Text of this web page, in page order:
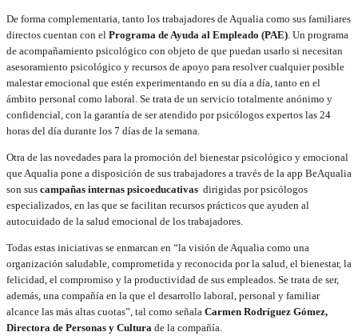
De forma complementaria, tanto los trabajadores de Aqualia como sus familiares
directos cuentan con el Programa de Ayuda al Empleado (PAE). Un programa
de acompañamiento psicológico con objeto de que puedan usarlo si necesitan
asesoramiento psicológico y recursos de apoyo para resolver cualquier posible
malestar emocional que estén experimentando en su día a día, tanto en el
ámbito personal como laboral. Se trata de un servicio totalmente anónimo y
confidencial, con la garantía de ser atendido por psicólogos expertos las 24
horas del día durante los 7 días de la semana.
Otra de las novedades para la promoción del bienestar psicológico y emocional
que Aqualia pone a disposición de sus trabajadores a través de la app BeAqualia
son sus campañas internas psicoeducativas dirigidas por psicólogos
especializados, en las que se facilitan recursos prácticos que ayuden al
autocuidado de la salud emocional de los trabajadores.
Todas estas iniciativas se enmarcan en “la visión de Aqualia como una
organización saludable, comprometida y reconocida por la salud, el bienestar, la
felicidad, el compromiso y la productividad de sus empleados. Se trata de ser,
además, una compañía en la que el desarrollo laboral, personal y familiar
alcance las más altas cuotas”, tal como señala Carmen Rodríguez Gómez,
Directora de Personas y Cultura de la compañía.